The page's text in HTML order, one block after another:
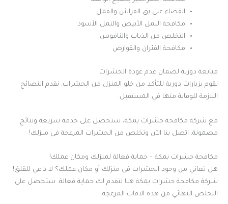
القضاء على بق الفراش والقمل
مكافحة النمل الأبيض والنمل الأسود
التخلص من الذباب والناموس
مكافحة الفئران والقوارض
متابعة دورية لضمان عدم عودة الحشرات
نقوم بزيارات دورية للتأكد من خلو المنزل من الحشرات. نقدم النصائح
اللازمة للوقاية منها في المستقبل.
مع شركة مكافحة حشرات بمكة، ستحصل على خدمة سريعة ونتائج
مضمونة. اتصل بنا الآن وتخلص من الحشرات المزعجة في منزلك!
مكافحة حشرات بمكة – حماية فعالة لمنزلك ومكان عملك!
هل تعاني من وجود الحشرات في منزلك أو مكان عملك؟ لا داعي للقلق!
شركة مكافحة حشرات بمكة هنا لتقدم لك حماية فعالة. ستحصل على
التخلص النهائي من هذه الآفات المزعجة.